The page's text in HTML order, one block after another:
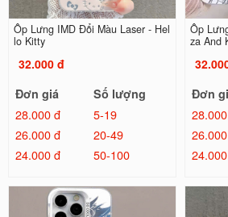
Ốp Lưng IMD Đổi Màu Laser - Hel
lo Kitty
32.000 đ
Đơn giá
Số lượng
28.000 đ
5-19
26.000 đ
20-49
24.000 đ
50-100
Ốp
za And
Đơn